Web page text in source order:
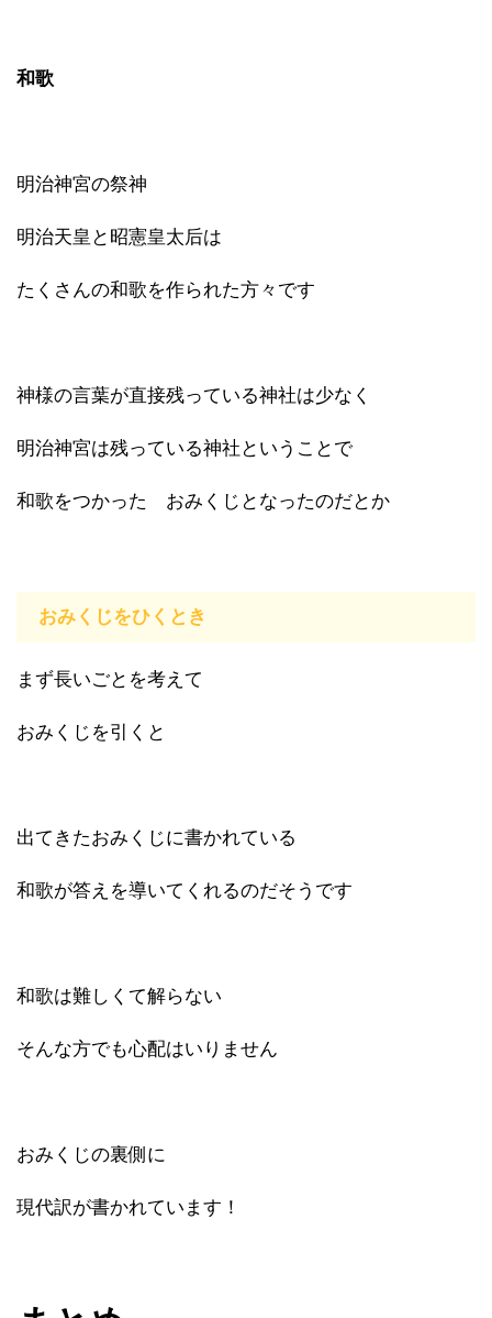
和歌
明治神宮の祭神
明治天皇と昭憲皇太后は
たくさんの和歌を作られた方々です
神様の言葉が直接残っている神社は少なく
明治神宮は残っている神社ということで
和歌をつかった おみくじとなったのだとか
おみくじをひくとき
まず長いごとを考えて
おみくじを引くと
出てきたおみくじに書かれている
和歌が答えを導いてくれるのだそうです
和歌は難しくて解らない
そんな方でも心配はいりません
おみくじの裏側に
現代訳が書かれています！